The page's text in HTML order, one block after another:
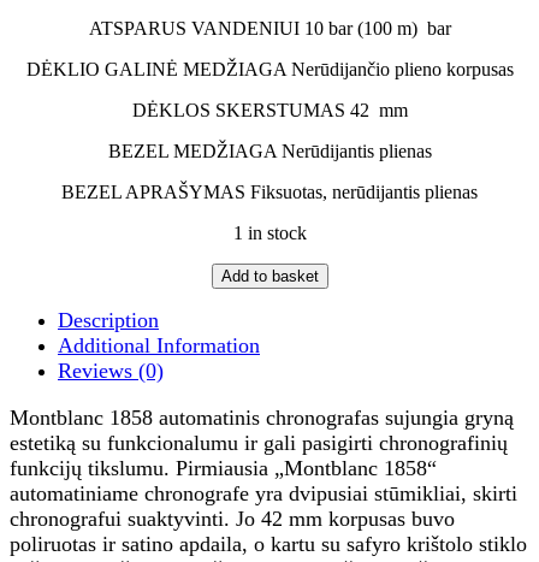
ATSPARUS VANDENIUI10 bar (100 m) bar
DĖKLIO GALINĖ MEDŽIAGANerūdijančio plieno korpusas
DĖKLOS SKERSTUMAS 42 mm
BEZEL MEDŽIAGANerūdijantis plienas
BEZEL APRAŠYMAS Fiksuotas, nerūdijantis plienas
1 in stock
Add to basket
Description
Additional Information
Reviews (0)
Montblanc 1858 automatinis chronografas sujungia gryną
estetiką su funkcionalumu ir gali pasigirti chronografinių
funkcijų tikslumu. Pirmiausia „Montblanc 1858“
automatiniame chronografe yra dvipusiai stūmikliai, skirti
chronografui suaktyvinti. Jo 42 mm korpusas buvo
poliruotas ir satino apdaila, o kartu su safyro krištolo stiklo